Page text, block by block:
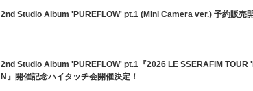
2nd Studio Album 'PUREFLOW' pt.1 (Mini Camera ver.) 予約販売
2nd Studio Album 'PUREFLOW' pt.1『2026 LE SSERAFIM TOUR
N』開催記念ハイタッチ会開催決定！